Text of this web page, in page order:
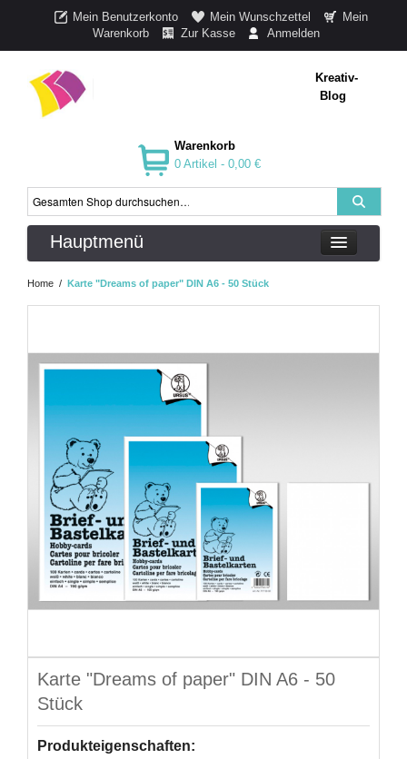
Mein Benutzerkonto Mein Wunschzettel
Mein
Warenkorb
Zur Kasse Anmelden
Kreativ-
Blog
Warenkorb
0 Artikel - 0,00 €
Hauptmenü
Home / Karte "Dreams of paper" DIN A6 - 50 Stück
Karte "Dreams of paper" DIN A6 - 50
Stück
Produkteigenschaften: